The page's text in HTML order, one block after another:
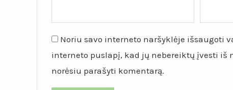
Noriu savo interneto naršyklėje išsaugoti
interneto puslapį, kad jų nebereiktų įvesti iš
norėsiu parašyti komentarą.